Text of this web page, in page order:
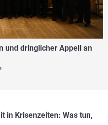
und dringlicher Appell an
in Krisenzeiten: Was tun,